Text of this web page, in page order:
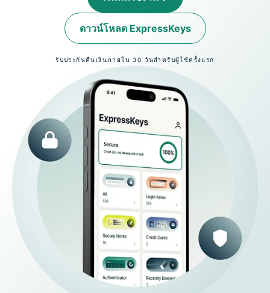
ดาวน์โหลด ExpressKeys
รับประกันคืนเงินภายใน 30 วันสำหรับผู้ใช้ครั้งแรก